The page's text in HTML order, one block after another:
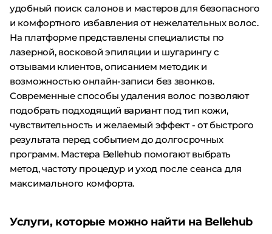
удобный поиск салонов и мастеров для безопасного
и комфортного избавления от нежелательных волос.
На платформе представлены специалисты по
лазерной, восковой эпиляции и шугарингу с
отзывами клиентов, описанием методик и
возможностью онлайн-записи без звонков.
Современные способы удаления волос позволяют
подобрать подходящий вариант под тип кожи,
чувствительность и желаемый эффект - от быстрого
результата перед событием до долгосрочных
программ. Мастера Bellehub помогают выбрать
метод, частоту процедур и уход после сеанса для
максимального комфорта.
Услуги, которые можно найти на Bellehub